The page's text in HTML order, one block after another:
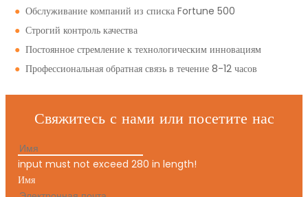
●Обслуживание компаний из списка Fortune 500
●Строгий контроль качества
●Постоянное стремление к технологическим инновациям
●Профессиональная обратная связь в течение 8-12 часов
Свяжитесь с нами или посетите нас
input must not exceed 280 in length!
Имя